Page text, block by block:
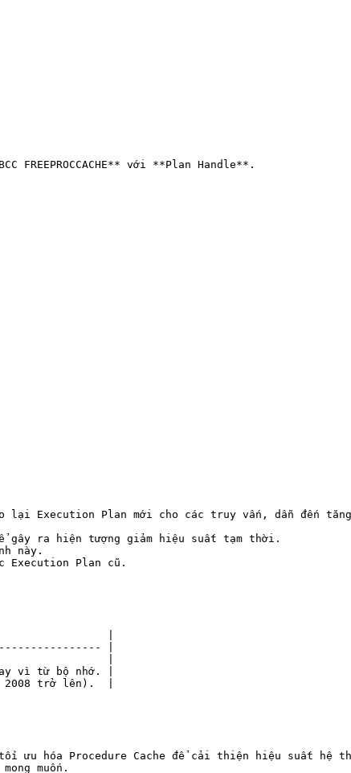
với **Plan Handle**.
lại Execution Plan mới cho các truy vấn, dẫn đến
ra hiện tượng giảm hiệu suất tạm thời.
này.
Execution Plan cũ.
|
|
Plan.                 |
vì từ bộ nhớ. |
2008 trở lên).  |
tối ưu hóa Procedure Cache để cải thiện hiệu suất hệ
muốn.